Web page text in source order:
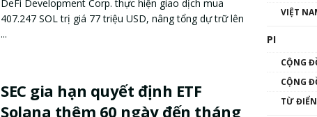
DeFi Development Corp. thực hiện giao dịch mua
407.247 SOL trị giá 77 triệu USD, nâng tổng dự trữ lên
...
SEC gia hạn quyết định ETF
Solana thêm 60 ngày đến tháng
VIỆT
PI
CỘNG
CỘNG
TỪ